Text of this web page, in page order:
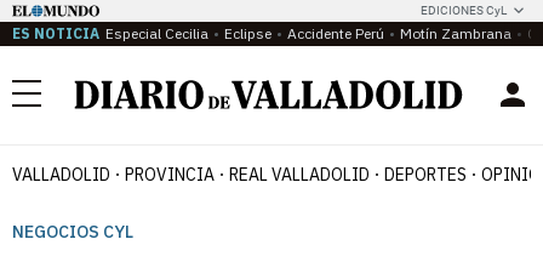
EDICIONES CyL
ES NOTICIA Especial Cecilia Eclipse Accidente Perú Motín Zambrana
Menú
VALLADOLID PROVINCIA REAL VALLADOLID DEPORTES
NEGOCIOS CYL